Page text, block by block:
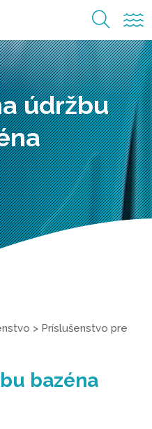
údržbu
> Príslušenstvo pre
bazéna